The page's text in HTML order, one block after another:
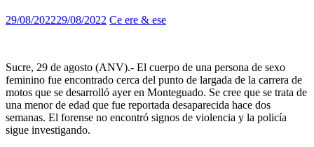
29/08/202229/08/2022 Ce ere & ese
Sucre, 29 de agosto (ANV).- El cuerpo de una persona de sexo
feminino fue encontrado cerca del punto de largada de la carrera de
motos que se desarrolló ayer en Monteguado. Se cree que se trata de
una menor de edad que fue reportada desaparecida hace dos
semanas. El forense no encontró signos de violencia y la policía
sigue investigando.